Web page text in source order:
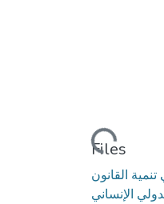
Loading...
Files
القانون